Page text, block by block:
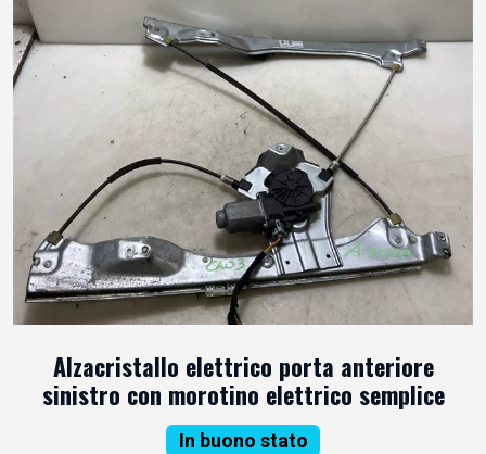
Alzacristallo elettrico porta anteriore
sinistro con morotino elettrico semplice
In buono stato